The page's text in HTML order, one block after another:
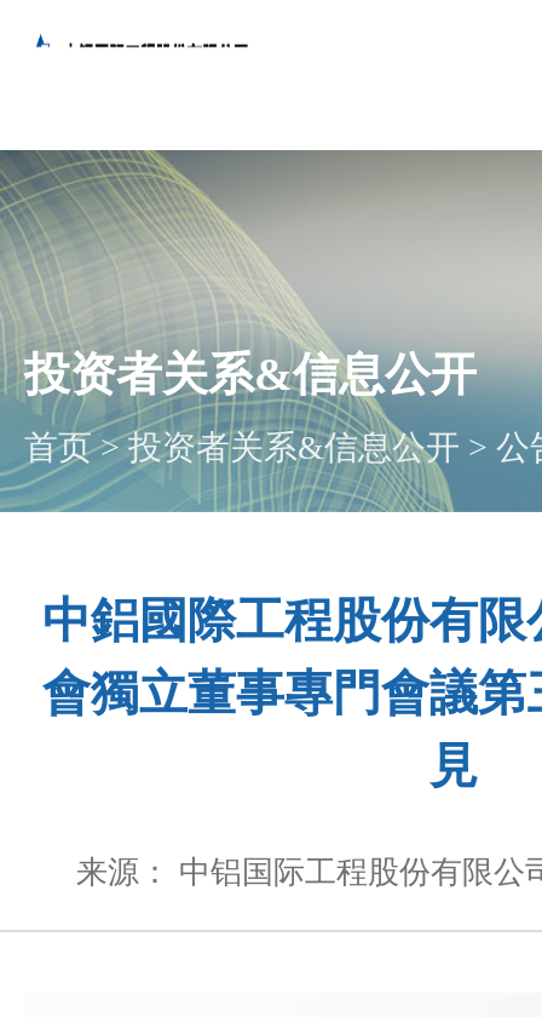
投资者关系&信息公开
首页>投资者关系&信息公开 > 公
中鋁國際工程股份有
會獨立董事專門會議
見
来源： 中铝国际工程股份有限公